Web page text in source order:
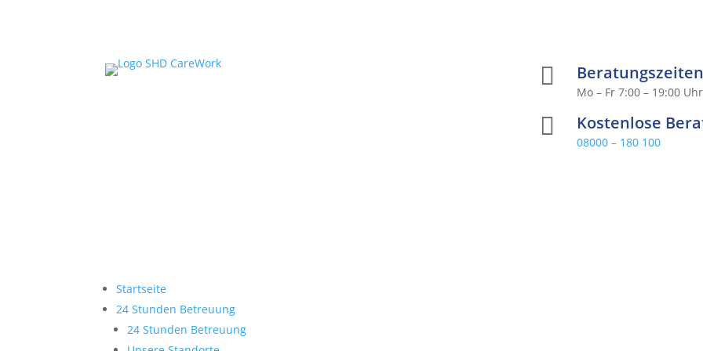
 Beratungszeiten
Mo – Fr 7:00 – 19:00 Uhr
 Kostenlose
08000 – 180 100
Startseite
24 Stunden Betreuung
24 Stunden Betreuung